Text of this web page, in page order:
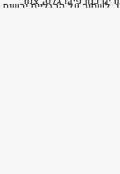
לשמור על הרגליים יבשות
אי נוחות.